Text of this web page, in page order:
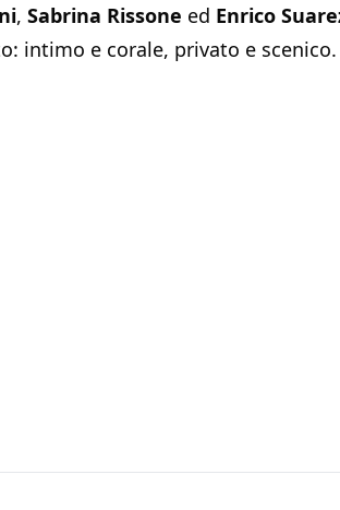
, Sabrina Rissone ed Enrico
intimo e corale, privato e scenico.